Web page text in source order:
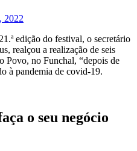
2022
edição do festival, o secretário
realçou a realização de seis
Povo, no Funchal, “depois de
à pandemia de covid-19.
o seu negócio